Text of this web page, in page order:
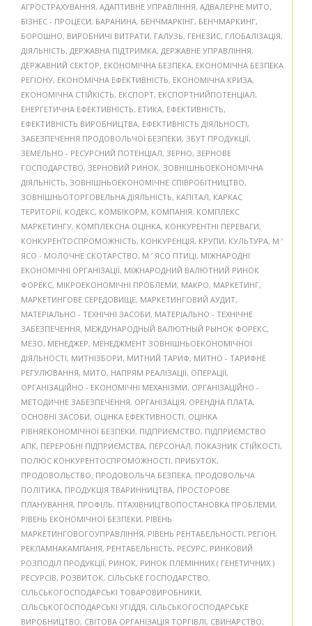
АГРОСТРАХУВАННЯ, АДАПТИВНЕ УПРАВЛІННЯ, АДВАЛЕРНЕ МИТО,
БІЗНЕС - ПРОЦЕСИ, БАРАНИНА, БЕНЧМАРКІНГ, БЕНЧМАРКИНГ,
БОРОШНО, ВИРОБНИЧІ ВИТРАТИ, ГАЛУЗЬ, ГЕНЕЗИС, ГЛОБАЛІЗАЦІЯ,
ДІЯЛЬНІСТЬ, ДЕРЖАВНА ПІДТРИМКА, ДЕРЖАВНЕ УПРАВЛІННЯ,
ДЕРЖАВНИЙ СЕКТОР, ЕКОНОМІЧНА БЕЗПЕКА, ЕКОНОМІЧНА БЕЗПЕКА
РЕГІОНУ, ЕКОНОМІЧНА ЕФЕКТИВНІСТЬ, ЕКОНОМІЧНА КРИЗА,
ЕКОНОМІЧНА СТІЙКІСТЬ, ЕКСПОРТ, ЕКСПОРТНИЙПОТЕНЦІАЛ,
ЕНЕРГЕТИЧНА ЕФЕКТИВНІСТЬ, ЕТИКА, ЕФЕКТИВНІСТЬ,
ЕФЕКТИВНІСТЬ ВИРОБНИЦТВА, ЕФЕКТИВНІСТЬ ДІЯЛЬНОСТІ,
ЗАБЕЗПЕЧЕННЯ ПРОДОВОЛЬЧОЇ БЕЗПЕКИ, ЗБУТ ПРОДУКЦІЇ,
ЗЕМЕЛЬНО - РЕСУРСНИЙ ПОТЕНЦІАЛ, ЗЕРНО, ЗЕРНОВЕ
ГОСПОДАРСТВО, ЗЕРНОВИЙ РИНОК, ЗОВНІШНЬОЕКОНОМІЧНА
ДІЯЛЬНІСТЬ, ЗОВНІШНЬОЕКОНОМІЧНЕ СПІВРОБІТНИЦТВО,
ЗОВНІШНЬОТОРГОВЕЛЬНА ДІЯЛЬНІСТЬ, КАПІТАЛ, КАРКАС
ТЕРИТОРІЇ, КОДЕКС, КОМБІКОРМ, КОМПАНІЯ, КОМПЛЕКС
МАРКЕТИНГУ, КОМПЛЕКСНА ОЦІНКА, КОНКУРЕНТНІ ПЕРЕВАГИ,
КОНКУРЕНТОСПРОМОЖНІСТЬ, КОНКУРЕНЦІЯ, КРУПИ, КУЛЬТУРА, М ’
ЯСО - МОЛОЧНЕ СКОТАРСТВО, М ’ ЯСО ПТИЦІ, МІЖНАРОДНІ
ЕКОНОМІЧНІ ОРГАНІЗАЦІЇ, МІЖНАРОДНИЙ ВАЛЮТНИЙ РИНОК
ФОРЕКС, МІКРОЕКОНОМІЧНІ ПРОБЛЕМИ, МАКРО, МАРКЕТИНГ,
МАРКЕТИНГОВЕ СЕРЕДОВИЩЕ, МАРКЕТИНГОВИЙ АУДИТ,
МАТЕРІАЛЬНО - ТЕХНІЧНІ ЗАСОБИ, МАТЕРІАЛЬНО - ТЕХНІЧНЕ
ЗАБЕЗПЕЧЕННЯ, МЕЖДУНАРОДНЫЙ ВАЛЮТНЫЙ РЫНОК ФОРЕКС,
МЕЗО, МЕНЕДЖЕР, МЕНЕДЖМЕНТ ЗОВНІШНЬОЕКОНОМІЧНОЇ
ДІЯЛЬНОСТІ, МИТНІЗБОРИ, МИТНИЙ ТАРИФ, МИТНО - ТАРИФНЕ
РЕГУЛЮВАННЯ, МИТО, НАПРЯМ РЕАЛІЗАЦІЇ, ОПЕРАЦІЇ,
ОРГАНІЗАЦІЙНО - ЕКОНОМІЧНІ МЕХАНІЗМИ, ОРГАНІЗАЦІЙНО -
МЕТОДИЧНЕ ЗАБЕЗПЕЧЕННЯ, ОРГАНІЗАЦІЯ, ОРЕНДНА ПЛАТА,
ОСНОВНІ ЗАСОБИ, ОЦІНКА ЕФЕКТИВНОСТІ, ОЦІНКА
РІВНЯЕКОНОМІЧНОЇ БЕЗПЕКИ, ПІДПРИЄМСТВО, ПІДПРИЄМСТВО
АПК, ПЕРЕРОБНІ ПІДПРИЄМСТВА, ПЕРСОНАЛ, ПОКАЗНИК СТІЙКОСТІ,
ПОЛЮС КОНКУРЕНТОСПРОМОЖНОСТІ, ПРИБУТОК,
ПРОДОВОЛЬСТВО, ПРОДОВОЛЬЧА БЕЗПЕКА, ПРОДОВОЛЬЧА
ПОЛІТИКА, ПРОДУКЦІЯ ТВАРИННИЦТВА, ПРОСТОРОВЕ
ПЛАНУВАННЯ, ПРОФІЛЬ, ПТАХІВНИЦТВОПОСТАНОВКА ПРОБЛЕМИ,
РІВЕНЬ ЕКОНОМІЧНОЇ БЕЗПЕКИ, РІВЕНЬ
МАРКЕТИНГОВОГОУПРАВЛІННЯ, РІВЕНЬ РЕНТАБЕЛЬНОСТІ, РЕГІОН,
РЕКЛАМНАКАМПАНІЯ, РЕНТАБЕЛЬНІСТЬ, РЕСУРС, РИНКОВИЙ
РОЗПОДІЛ ПРОДУКЦІЇ, РИНОК, РИНОК ПЛЕМІННИХ ( ГЕНЕТИЧНИХ )
РЕСУРСІВ, РОЗВИТОК, СІЛЬСЬКЕ ГОСПОДАРСТВО,
СІЛЬСЬКОГОСПОДАРСЬКІ ТОВАРОВИРОБНИКИ,
СІЛЬСЬКОГОСПОДАРСЬКІ УГІДДЯ, СІЛЬСЬКОГОСПОДАРСЬКЕ
ВИРОБНИЦТВО, СВІТОВА ОРГАНІЗАЦІЯ ТОРГІВЛІ, СВИНАРСТВО,